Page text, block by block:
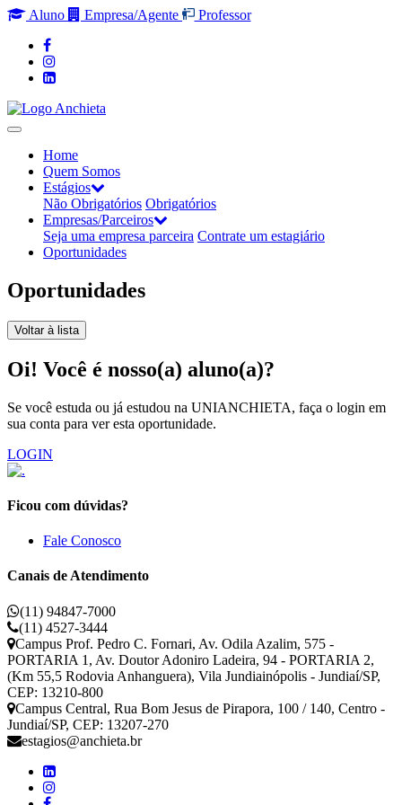
Aluno Empresa/Agente Professor
Home
Quem Somos
Estágios
Não Obrigatórios Obrigatórios
Empresas/Parceiros
Seja uma empresa parceira Contrate um estagiário
Oportunidades
Oportunidades
Voltar à lista
Oi! Você é nosso(a) aluno(a)?
Se você estuda ou já estudou na UNIANCHIETA, faça o login em
sua conta para ver esta oportunidade.
LOGIN
Ficou com dúvidas?
Fale Conosco
Canais de Atendimento
(11) 94847-7000
(11) 4527-3444
Campus Prof. Pedro C. Fornari, Av. Odila Azalim, 575 -
PORTARIA 1, Av. Doutor Adoniro Ladeira, 94 - PORTARIA 2,
(Km 55,5 Rodovia Anhanguera), Vila Jundiainópolis - Jundiaí/SP,
CEP: 13210-800
Campus Central, Rua Bom Jesus de Pirapora, 100 / 140, Centro -
Jundiaí/SP, CEP: 13207-270
estagios@anchieta.br